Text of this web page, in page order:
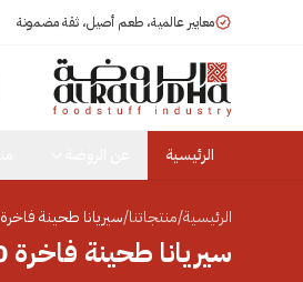
معايير عالمية، طعم أصيل، ثقة مضمونة
الرئيسية
الرئيسية/منتجاتنا/سيريانا طحينة فاخرة 900 جرام
سيريانا طحينة فاخرة 900 جرام